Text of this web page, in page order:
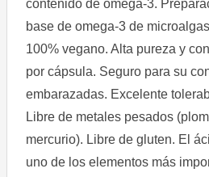
contenido de omega-3.
base de omega-3 de
100% vegano. Alta pureza y
por cápsula. Seguro para su
embarazadas. Excelente
Libre de metales pesados
mercurio). Libre de gluten. El
uno de los elementos más